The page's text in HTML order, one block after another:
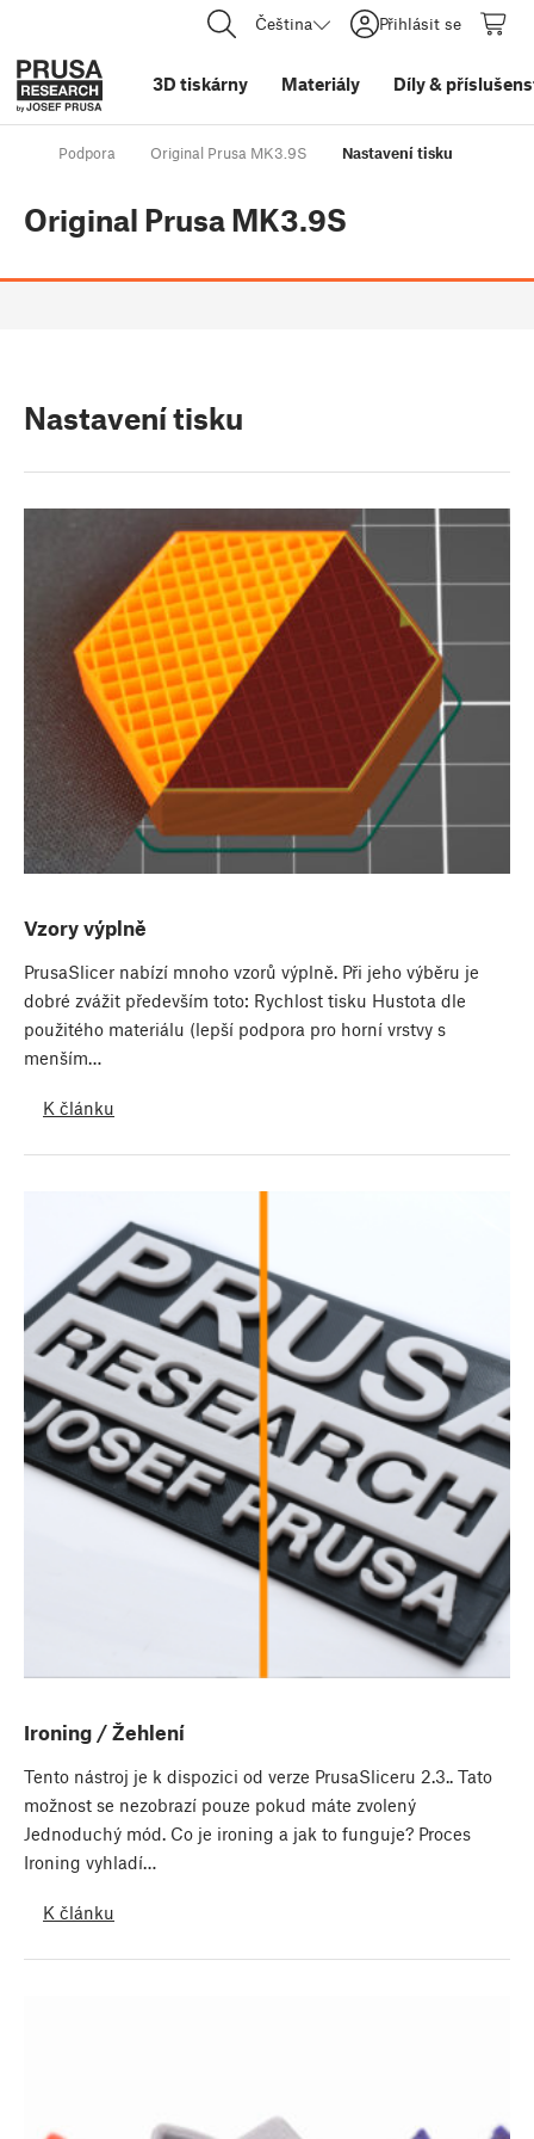
Čeština Přihlásit se
3D tiskárny Materiály Díly&
Podpora Original Prusa MK3.9S Nastavení tisku
Original Prusa MK3.9S
Nastavení tisku
Vzory výplně
PrusaSlicer nabízí mnoho vzorů výplně. Při jeho výběru je
dobré zvážit především toto: Rychlost tisku Hustota dle
použitého materiálu (lepší podpora pro horní vrstvy s
menším…
K článku
Ironing / Žehlení
Tento nástroj je k dispozici od verze PrusaSliceru 2.3.. Tato
možnost se nezobrazí pouze pokud máte zvolený
Jednoduchý mód. Co je ironing a jak to funguje? Proces
Ironing vyhladí…
K článku